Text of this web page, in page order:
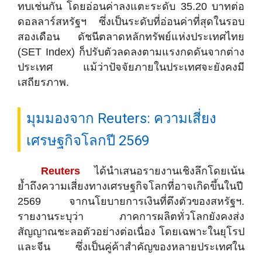
ทบเช่นกัน โดยอ่อนค่าลงแตะระดับ 35.20 บาทต่อ
ดอลลาร์สหรัฐฯ ซึ่งเป็นระดับที่อ่อนค่าที่สุดในรอบ
สองเดือน ดัชนีตลาดหลักทรัพย์แห่งประเทศไทย
(SET Index) ก็ปรับตัวลดลงตามแรงกดดันจากต่าง
ประเทศ แม้ว่าปัจจัยภายในประเทศจะยังคงมี
เสถียรภาพ.
มุมมองจาก Reuters: ความเสี่ยง
เศรษฐกิจโลกปี 2569
Reuters ได้นำเสนอรายงานเชิงลึกโดยเน้น
ย้ำถึงความเสี่ยงทางเศรษฐกิจโลกที่อาจเกิดขึ้นในปี
2569 จากนโยบายการเงินที่ตึงตัวของสหรัฐฯ.
รายงานระบุว่า ภาคการผลิตทั่วโลกยังคงส่ง
สัญญาณชะลอตัวอย่างต่อเนื่อง โดยเฉพาะในยุโรป
และจีน ซึ่งเป็นคู่ค้าสำคัญของหลายประเทศใน